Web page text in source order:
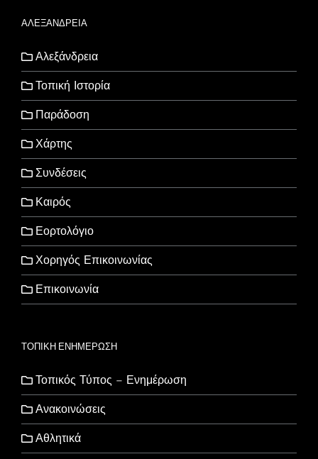
ΑΛΕΞΑΝΔΡΕΙΑ
Αλεξάνδρεια
Τοπική Ιστορία
Παράδοση
Χάρτης
Συνδέσεις
Καιρός
Εορτολόγιο
Χορηγός Επικοινωνίας
Επικοινωνία
ΤΟΠΙΚΗ ΕΝΗΜΕΡΩΣΗ
Τοπικός Τύπος – Ενημέρωση
Ανακοινώσεις
Αθλητικά